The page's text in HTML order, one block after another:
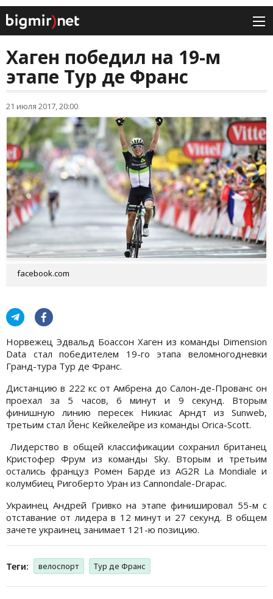
Хаген победил на 19-м
этапе Тур де Франс
21 июля 2017, 20:00
facebook.com
Норвежец Эдвальд Боассон Хаген из команды Dimension
Data стал победителем 19-го этапа веломногодневки
Гранд-тура Тур де Франс.
Дистанцию в 222 кс от Амбрена до Салон-де-Прованс он
проехал за 5 часов, 6 минут и 9 секунд. Вторым
финишную линию пересек Никиас Арндт из Sunweb,
третьим стал Йенс Кейкелейре из команды Orica-Scott.
Лидерство в общей классификации сохранил британец
Кристофер Фрум из команды Sky. Вторым и третьим
остались француз Ромен Барде из AG2R La Mondiale и
колумбиец Ригоберто Уран из Cannondale-Drapac.
Украинец Андрей Гривко на этапе финишировал 55-м с
отставание от лидера в 12 минут и 27 секунд. В общем
зачете украинец занимает 121-ю позицию.
Теги: велоспорт Тур де Франс